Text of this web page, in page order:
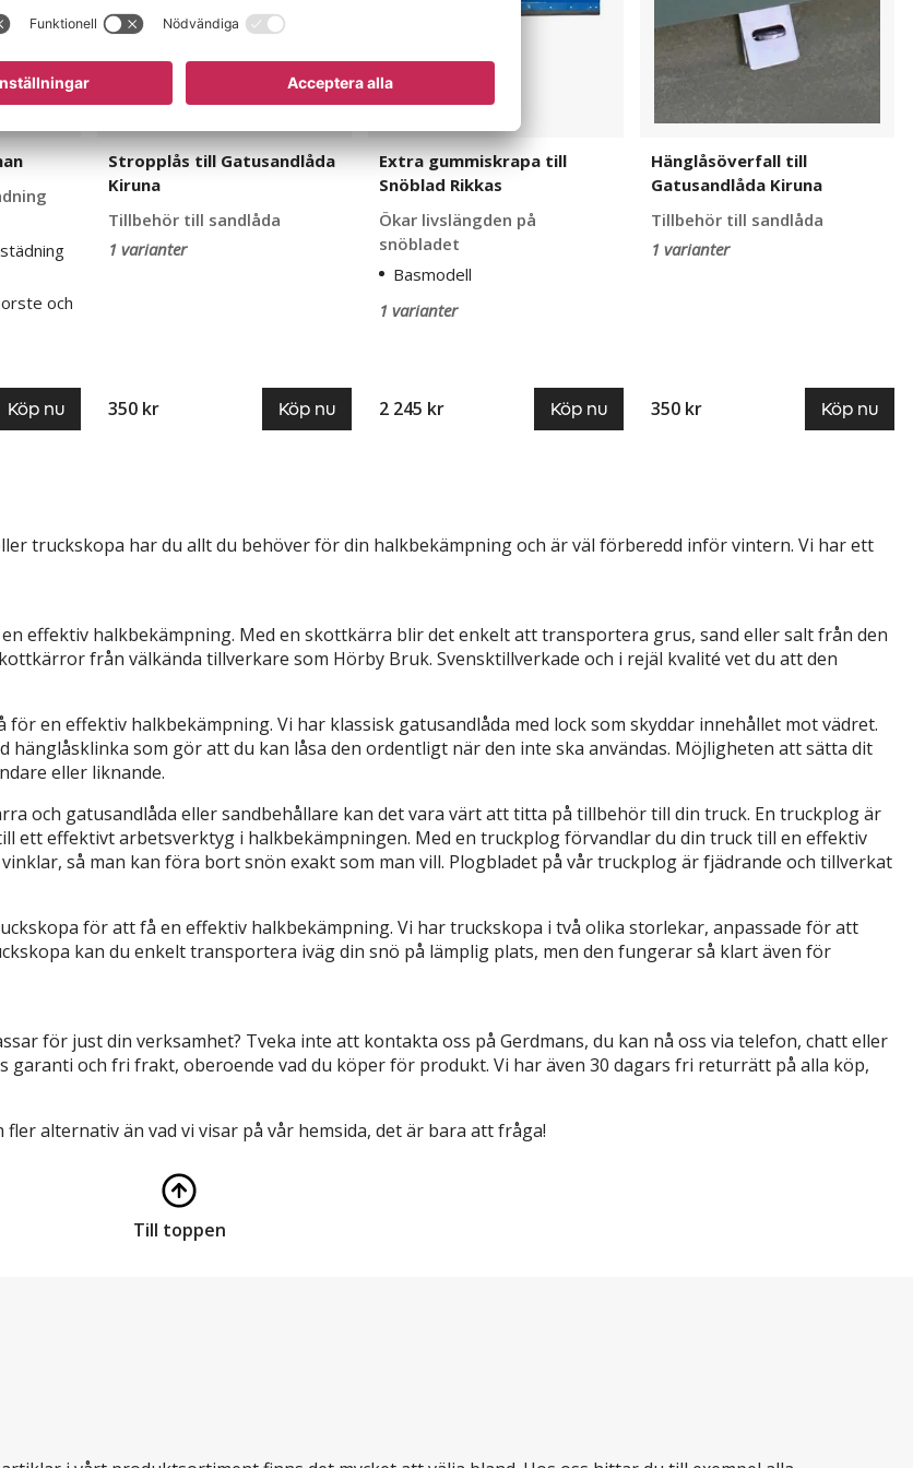
och
Köp nu
Stropplås till Gatusandlåda
Kiruna
Tillbehör till sandlåda
1 varianter
350 kr Köp nu
Extra gummiskrapa till
Snöblad Rikkas
Ökar livslängden på
snöbladet
Basmodell
1 varianter
2 245 kr Köp nu
Hänglåsöverfall till
Gatusandlåda Kiruna
Tillbehör till sandlåda
1 varianter
350 kr Köp nu
truckskopa har du allt du behöver för din halkbekämpning och är väl förberedd inför vintern. Vi har ett
effektiv halkbekämpning. Med en skottkärra blir det enkelt att transportera grus, sand eller salt från den
från välkända tillverkare som Hörby Bruk. Svensktillverkade och i rejäl kvalité vet du att den
en effektiv halkbekämpning. Vi har klassisk gatusandlåda med lock som skyddar innehållet mot vädret.
hänglåsklinka som gör att du kan låsa den ordentligt när den inte ska användas. Möjligheten att sätta dit
eller liknande.
och gatusandlåda eller sandbehållare kan det vara värt att titta på tillbehör till din truck. En truckplog är
ett effektivt arbetsverktyg i halkbekämpningen. Med en truckplog förvandlar du din truck till en effektiv
så man kan föra bort snön exakt som man vill. Plogbladet på vår truckplog är fjädrande och tillverkat
för att få en effektiv halkbekämpning. Vi har truckskopa i två olika storlekar, anpassade för att
kan du enkelt transportera iväg din snö på lämplig plats, men den fungerar så klart även för
för just din verksamhet? Tveka inte att kontakta oss på Gerdmans, du kan nå oss via telefon, chatt eller
garanti och fri frakt, oberoende vad du köper för produkt. Vi har även 30 dagars fri returrätt på alla köp,
alternativ än vad vi visar på vår hemsida, det är bara att fråga!
Till toppen